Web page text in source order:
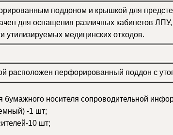
поддоном и крышкой для
для оснащения различных кабинетов
утилизируемых медицинских отходов.
расположен перфорированный поддон с
носителя сопроводительной
-1 шт;
10 шт;